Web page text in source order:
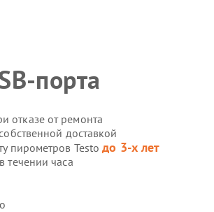
порта
отказе от ремонта
доставкой
пирометров Testoдо 3-х лет
течении часа